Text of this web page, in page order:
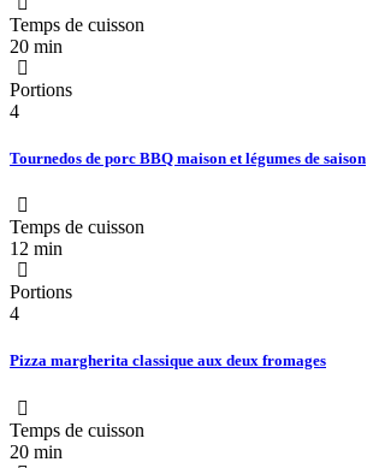
Temps de cuisson
20 min
Portions
4
Tournedos de porc BBQ maison et légumes de saison
Temps de cuisson
12 min
Portions
4
Pizza margherita classique aux deux fromages
Temps de cuisson
20 min